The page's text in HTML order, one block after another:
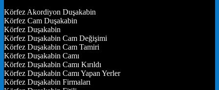
Körfez Akordiyon Duşakabin
Körfez Cam Duşakabin
Körfez Duşakabin
Körfez Duşakabin Cam Değişimi
Körfez Duşakabin Cam Tamiri
Körfez Duşakabin Camı
Körfez Duşakabin Camı Kırıldı
Körfez Duşakabin Camı Yapan Yerler
Körfez Duşakabin Firmaları